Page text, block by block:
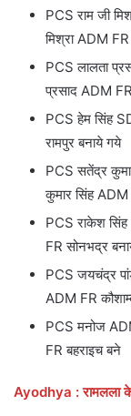
PCS राम जी
मिश्रा ADM
PCS लालता
प्रसाद ADM
PCS हेम सिंह
रामपुर बनाये गये
PCS सतेंद्र
कुमार सिंह
PCS राकेश सिंह
FR सोनभद्र
PCS जयचंद्र
ADM FR
PCS मनोज
FR बहराइच बने
Ayodhya : रामलला के